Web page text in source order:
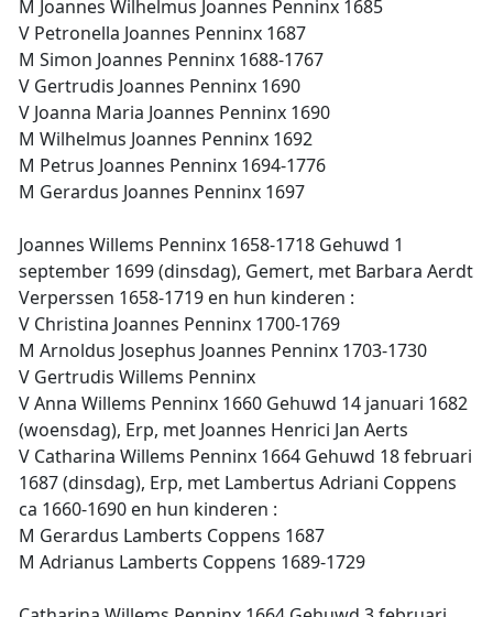
M Joannes Wilhelmus Joannes Penninx 1685
V Petronella Joannes Penninx 1687
M Simon Joannes Penninx 1688-1767
V Gertrudis Joannes Penninx 1690
V Joanna Maria Joannes Penninx 1690
M Wilhelmus Joannes Penninx 1692
M Petrus Joannes Penninx 1694-1776
M Gerardus Joannes Penninx 1697
Joannes Willems Penninx 1658-1718 Gehuwd 1
september 1699 (dinsdag), Gemert, met Barbara Aerdt
Verperssen 1658-1719 en hun kinderen :
V Christina Joannes Penninx 1700-1769
M Arnoldus Josephus Joannes Penninx 1703-1730
V Gertrudis Willems Penninx
V Anna Willems Penninx 1660 Gehuwd 14 januari 1682
(woensdag), Erp, met Joannes Henrici Jan Aerts
V Catharina Willems Penninx 1664 Gehuwd 18 februari
1687 (dinsdag), Erp, met Lambertus Adriani Coppens
ca 1660-1690 en hun kinderen :
M Gerardus Lamberts Coppens 1687
M Adrianus Lamberts Coppens 1689-1729